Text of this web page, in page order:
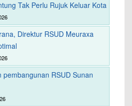
Tak Perlu Rujuk Keluar Kota
Direktur RSUD Meuraxa
pembangunan RSUD Sunan